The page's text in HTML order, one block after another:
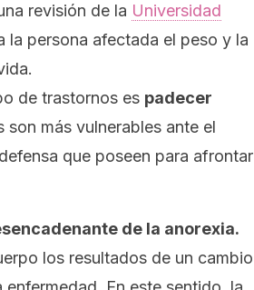
revisión de la Universidad
la persona afectada el peso y la
de trastornos es padecer
son más vulnerables ante el
que poseen para afrontar
de la anorexia.
los resultados de un cambio